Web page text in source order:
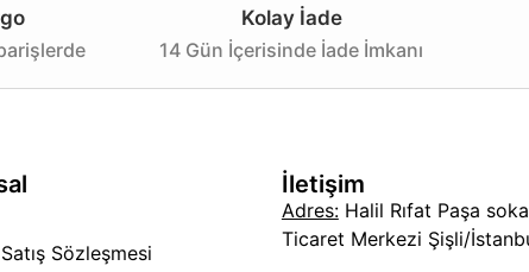
Kolay İade
14 Gün İçerisinde İade İmkanı
Sözleşmesi
İletişim
Adres:Halil Rıfat Paşa
Ticaret Merkezi Şişli/